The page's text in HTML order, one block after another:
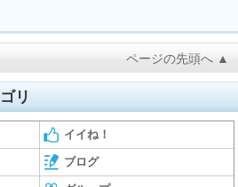
ページの先頭へ ▲
リ
イイね！
ブログ